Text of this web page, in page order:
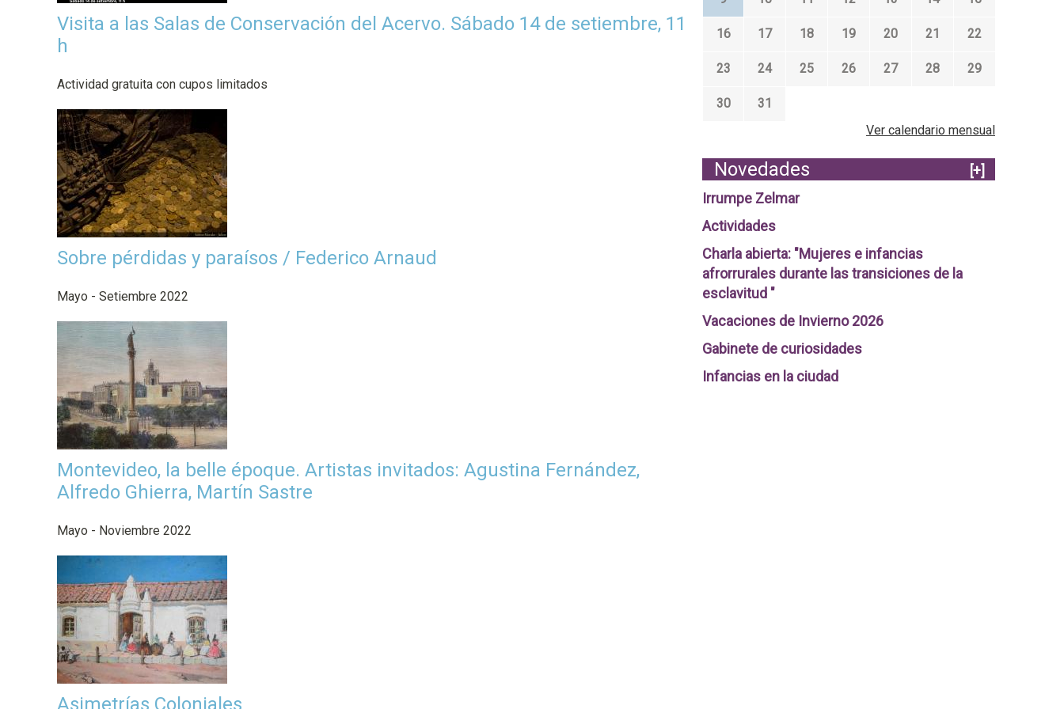
Visita a las Salas de Conservación del Acervo. Sábado 14 de setiembre, 11
h
Actividad gratuita con cupos limitados
Sobre pérdidas y paraísos / Federico Arnaud
Mayo - Setiembre 2022
Montevideo, la belle époque. Artistas invitados: Agustina Fernández,
Alfredo Ghierra, Martín Sastre
Mayo - Noviembre 2022
Asimetrías Coloniales
16 17 18 19 20 21 22
23 24 25 26 27 28 29
30
31
Ver calendario mensual
Novedades
[+]
Irrumpe Zelmar
Actividades
Charla abierta: "Mujeres e infancias
afrorrurales durante las transiciones de la
esclavitud "
Vacaciones de Invierno 2026
Gabinete de curiosidades
Infancias en la ciudad
p
a
l